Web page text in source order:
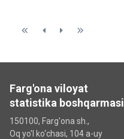
Farg'ona viloyat
statistika boshqarmasi
150100, Farg'ona sh.,
Oq yo'l ko‘chаsi, 104 a-uy